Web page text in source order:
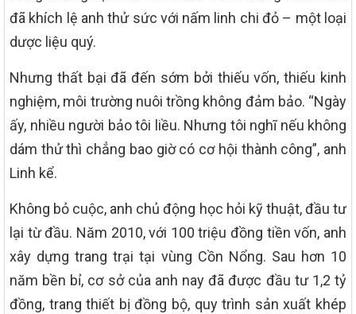
đã khích lệ anh thử sức với nấm linh chi đỏ – một loại
dược liệu quý.
Nhưng thất bại đã đến sớm bởi thiếu vốn, thiếu kinh
nghiệm, môi trường nuôi trồng không đảm bảo. “Ngày
ấy, nhiều người bảo tôi liều. Nhưng tôi nghĩ nếu không
dám thử thì chẳng bao giờ có cơ hội thành công”, anh
Linh kể.
Không bỏ cuộc, anh chủ động học hỏi kỹ thuật, đầu tư
lại từ đầu. Năm 2010, với 100 triệu đồng tiền vốn, anh
xây dựng trang trại tại vùng Cồn Nổng. Sau hơn 10
năm bền bỉ, cơ sở của anh nay đã được đầu tư 1,2 tỷ
đồng, trang thiết bị đồng bộ, quy trình sản xuất khép